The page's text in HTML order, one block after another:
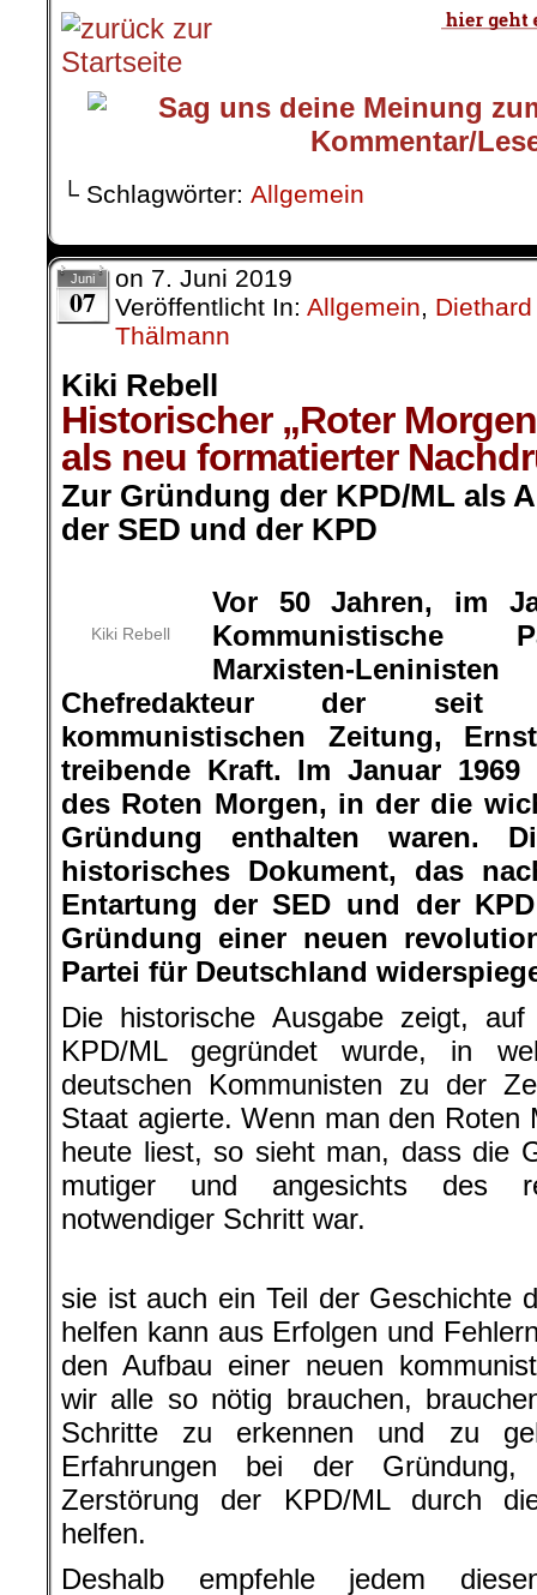
└ Schlagwörter: Allgemein
Juni
07
on 7. Juni 2019
Veröffentlicht In: Allgemein,
Thälmann
Kiki Rebell
Historischer „Roter
als neu formatierter
Zur Gründung der KPD/ML als
der SED und der KPD
Kiki Rebell
Vor 50 Jahren, im
Kommunistische
Marxisten-
Chefredakteur der seit
kommunistischen Zeitung,
treibende Kraft. Im Januar 1969
des Roten Morgen, in der die
Gründung enthalten waren.
historisches Dokument, das
Entartung der SED und der
Gründung einer neuen
Partei für Deutschland
Die historische Ausgabe zeigt,
KPD/ML gegründet wurde, in
deutschen Kommunisten zu der
Staat agierte. Wenn man den Roten
heute liest, so sieht man, dass die
mutiger und angesichts des
notwendiger Schritt war.
sie ist auch ein Teil der Geschichte
helfen kann aus Erfolgen und
den Aufbau einer neuen
wir alle so nötig brauchen,
Schritte zu erkennen und zu
Erfahrungen bei der
Zerstörung der KPD/ML durch
helfen.
Deshalb empfehle jedem